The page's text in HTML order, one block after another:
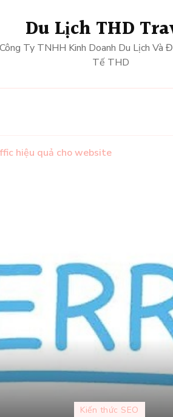
Du Lịch THD
Công Ty TNHH Kinh Doanh Du Lịch Và
Tế THD
hiệu quả cho website
Kiến thức SEO